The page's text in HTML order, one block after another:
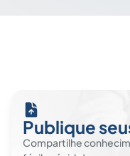
Publique
Compartilhe